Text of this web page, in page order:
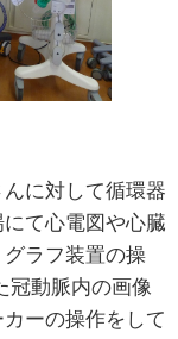
に対して循環器
て心電図や心臓
ラフ装置の操
冠動脈内の画像
ーの操作をして